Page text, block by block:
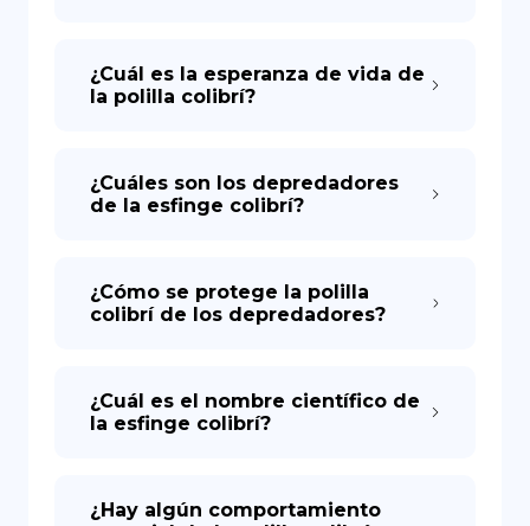
¿Cuál es la esperanza de vida de
la polilla colibrí?
¿Cuáles son los depredadores
de la esfinge colibrí?
¿Cómo se protege la polilla
colibrí de los depredadores?
¿Cuál es el nombre científico de
la esfinge colibrí?
¿Hay algún comportamiento